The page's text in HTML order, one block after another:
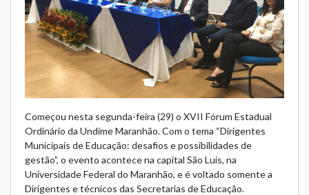
Começou nesta segunda-feira (29) o XVII Fórum Estadual
Ordinário da Undime Maranhão. Com o tema “Dirigentes
Municipais de Educação: desafios e possibilidades de
gestão”, o evento acontece na capital São Luís, na
Universidade Federal do Maranhão, e é voltado somente a
Dirigentes e técnicos das Secretarias de Educação.